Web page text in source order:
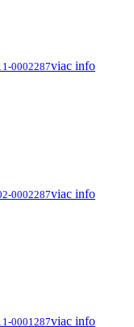
0002287viac info
0002287viac info
0001287viac info